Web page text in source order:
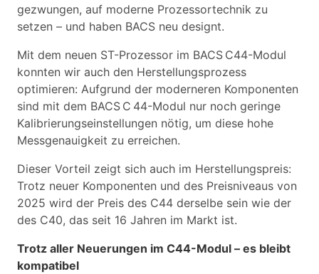
gezwungen, auf moderne Prozessortechnik zu
setzen – und haben BACS neu designt.
Mit dem neuen ST-Prozessor im BACS C44-Modul
konnten wir auch den Herstellungsprozess
optimieren: Aufgrund der moderneren Komponenten
sind mit dem BACS C 44-Modul nur noch geringe
Kalibrierungseinstellungen nötig, um diese hohe
Messgenauigkeit zu erreichen.
Dieser Vorteil zeigt sich auch im Herstellungspreis:
Trotz neuer Komponenten und des Preisniveaus von
2025 wird der Preis des C44 derselbe sein wie der
des C40, das seit 16 Jahren im Markt ist.
Trotz aller Neuerungen im C44-Modul – es bleibt
kompatibel